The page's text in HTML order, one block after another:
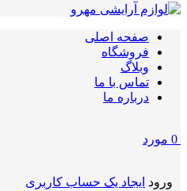
صفحه اصلی
فروشگاه
وبلاگ
تماس با ما
درباره ما
0 مورد
ورود ایجاد یک حساب کاربری